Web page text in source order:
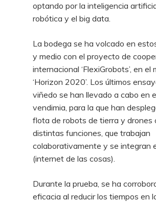
optando por la inteligencia
robótica y el big data.
La bodega se ha volcado en
y medio con el proyecto de
internacional ‘FlexiGrobots’, en el
‘Horizon 2020’. Los últimos
viñedo se han llevado a cabo en
vendimia, para la que han
flota de robots de tierra y drones
distintas funciones, que trabajan
colaborativamente y se integran
(internet de las cosas).
Durante la prueba, se ha
eficacia al reducir los tiempos en